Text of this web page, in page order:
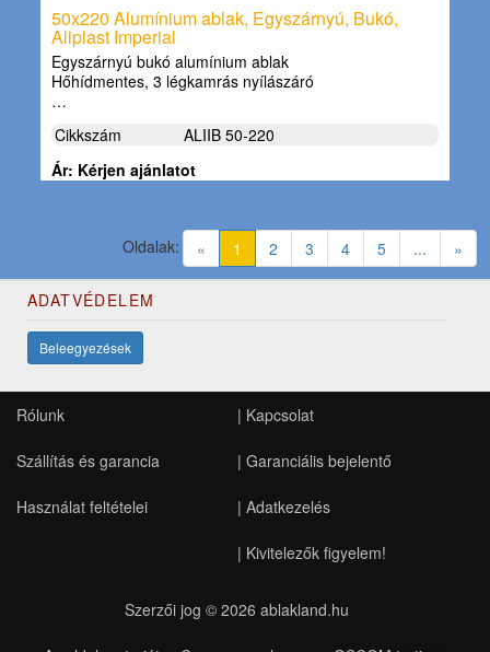
50x220 Alumínium ablak, Egyszárnyú, Bukó,
Aliplast Imperial
Egyszárnyú bukó alumínium ablak
Hőhídmentes, 3 légkamrás nyílászáró
…
Cikkszám
ALIIB 50-220
Ár: Kérjen ajánlatot
« 1 (current)
2 3 4 5 ... »
Oldalak:
ADATVÉDELEM
Beleegyezések
Rólunk
Szállítás és garancia
Használat feltételei
| Kapcsolat
| Garanciális bejelentő
| Adatkezelés
| Kivitelezők figyelem!
Szerzői jog © 2026 ablakland.hu